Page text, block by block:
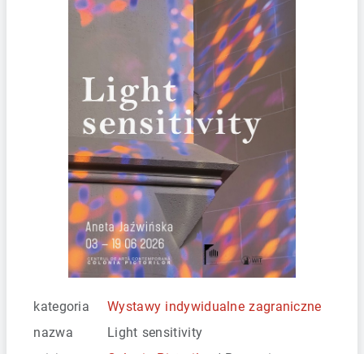
kategoria
Wystawy indywidualne zagraniczne
nazwa
Light sensitivity